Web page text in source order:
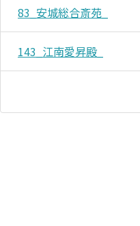
83_安城総合斎苑_
143_江南愛昇殿_